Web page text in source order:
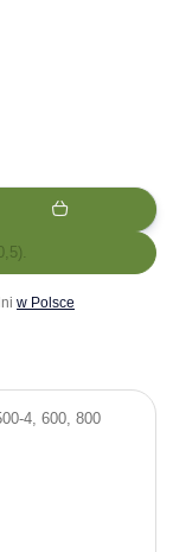
w Polsce
4, 600, 800